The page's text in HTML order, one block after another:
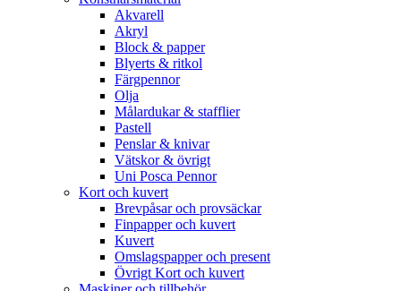
Akvarell
Akryl
Block & papper
Blyerts & ritkol
Färgpennor
Olja
Målardukar & stafflier
Pastell
Penslar & knivar
Vätskor & övrigt
Uni Posca Pennor
Kort och kuvert
Brevpåsar och provsäckar
Finpapper och kuvert
Kuvert
Omslagspapper och present
Övrigt Kort och kuvert